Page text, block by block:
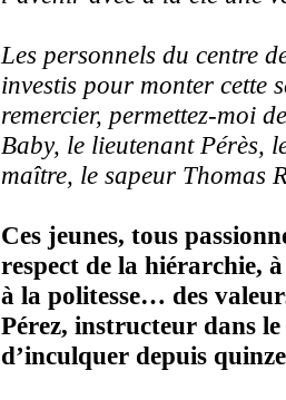
Les personnels du centre
investis pour monter cette
remercier, permettez-moi
Baby, le lieutenant Pérès,
maître, le sapeur Thomas
Ces jeunes, tous
respect de la hiérarchie,
à la politesse… des
Pérez, instructeur dans
d’inculquer depuis